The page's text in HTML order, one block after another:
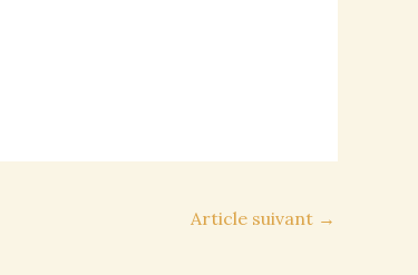
Article suivant →